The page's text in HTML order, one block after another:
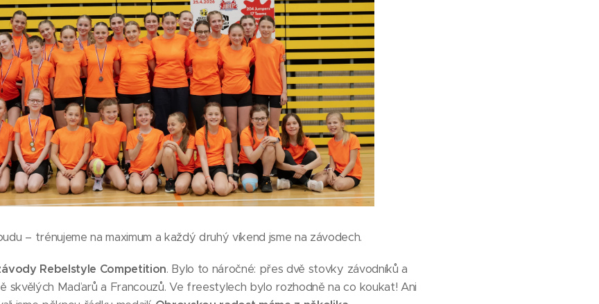
– trénujeme na maximum a každý druhý víkend jsme na závodech.
Rebelstyle Competition. Bylo to náročné: přes dvě stovky závodníků a
skvělých Maďarů a Francouzů. Ve freestylech bylo rozhodně na co koukat! Ani